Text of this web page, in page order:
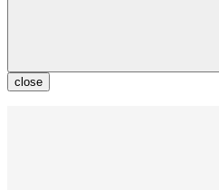
close